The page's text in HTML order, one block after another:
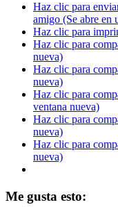
Haz clic para
amigo (Se abre en
Haz clic para
Haz clic para
nueva)
Haz clic para
nueva)
Haz clic para
ventana nueva)
Haz clic para
nueva)
Haz clic para
nueva)
Me gusta esto: